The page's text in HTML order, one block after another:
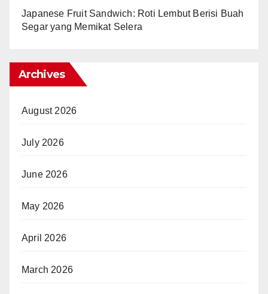
Japanese Fruit Sandwich: Roti Lembut Berisi Buah
Segar yang Memikat Selera
Archives
August 2026
July 2026
June 2026
May 2026
April 2026
March 2026